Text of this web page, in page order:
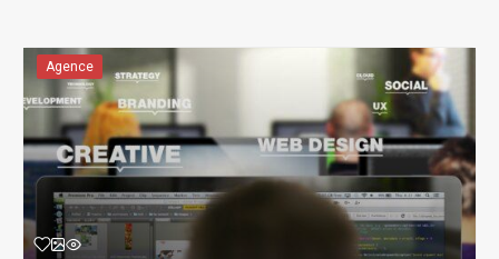
Agence